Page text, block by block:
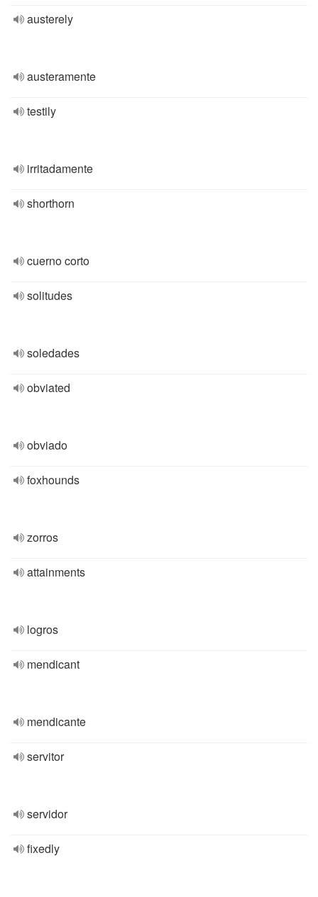
austerely
austeramente
testily
irritadamente
shorthorn
cuerno corto
solitudes
soledades
obviated
obviado
foxhounds
zorros
attainments
logros
mendicant
mendicante
servitor
servidor
fixedly